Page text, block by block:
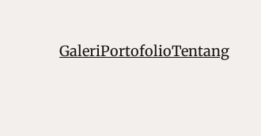
GaleriPortofolioTentang